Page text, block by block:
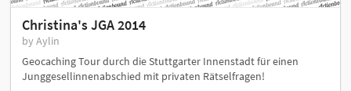
Christina's JGA 2014
by Aylin
Geocaching Tour durch die Stuttgarter Innenstadt für einen
Junggesellinnenabschied mit privaten Rätselfragen!